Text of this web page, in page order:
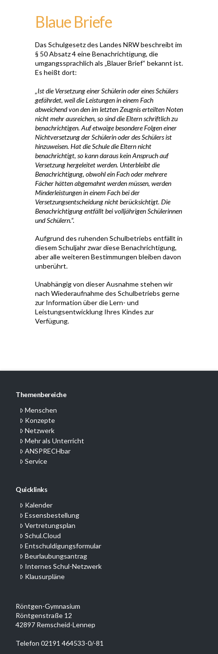
Blaue Briefe
Das Schulgesetz des Landes NRW beschreibt im
§ 50 Absatz 4 eine Benachrichtigung, die
umgangssprachlich als „Blauer Brief“ bekannt ist.
Es heißt dort:
„Ist die Versetzung einer Schülerin oder eines Schülers
gefährdet, weil die Leistungen in einem Fach
abweichend von den im letzten Zeugnis erteilten Noten
nicht mehr ausreichen, so sind die Eltern schriftlich zu
benachrichtigen. Auf etwaige besondere Folgen einer
Nichtversetzung der Schülerin oder des Schülers ist
hinzuweisen. Hat die Schule die Eltern nicht
benachrichtigt, so kann daraus kein Anspruch auf
Versetzung hergeleitet werden. Unterbleibt die
Benachrichtigung, obwohl ein Fach oder mehrere
Fächer hätten abgemahnt werden müssen, werden
Minderleistungen in einem Fach bei der
Versetzungsentscheidung nicht berücksichtigt. Die
Benachrichtigung entfällt bei volljährigen Schülerinnen
und Schülern.“.
Aufgrund des ruhenden Schulbetriebs entfällt in
diesem Schuljahr zwar diese Benachrichtigung,
aber alle weiteren Bestimmungen bleiben davon
unberührt.
Unabhängig von dieser Ausnahme stehen wir
nach Wiederaufnahme des Schulbetriebs gerne
zur Information über die Lern- und
Leistungsentwicklung Ihres Kindes zur
Verfügung.
Themenbereiche
Menschen
Konzepte
Netzwerk
Mehr als Unterricht
ANSPRECHbar
Service
Quicklinks
Kalender
Essensbestellung
Vertretungsplan
Schul.Cloud
Entschuldigungsformular
Beurlaubungsantrag
Internes Schul-Netzwerk
Klausurpläne
Röntgen-Gymnasium
Röntgenstraße 12
42897 Remscheid-Lennep
Telefon 02191 464533-0/-81